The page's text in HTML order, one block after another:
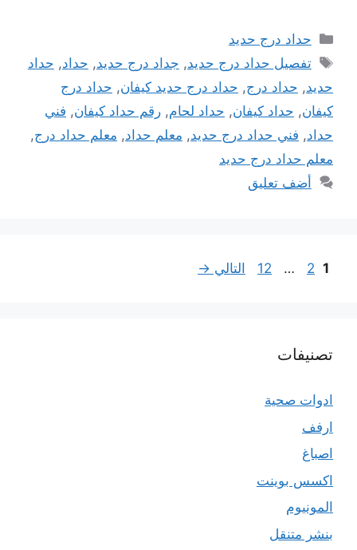
التصنيفات
حداد درج حديد
الوسوم
تفصيل حداد درج حديد, جداد درج حديد, حداد, حداد
حديد, حداد درج, حداد درج حديد كيفان, حداد درج
كيفان, حداد كيفان, حداد لحام, رقم حداد كيفان, فني
حداد, فني حداد درج حديد, معلم حداد, معلم حداد درج,
معلم حداد درج حديد
أضف تعليق
Page
1
Page
2
…
Page
12 التالي →
تصنيفات
ادوات صحية
ارفف
اصباغ
اكسس بوينت
المونيوم
بنشر متنقل